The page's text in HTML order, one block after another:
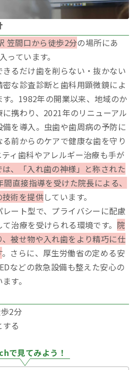
笠間口から徒歩2分の場所にあ
っています。
るだけ歯を削らない・抜かない
な診査診断と歯科用顕微鏡によ
。1982年の開業以来、地域のか
携わり、2021年のリニューアル
を導入。虫歯や歯周病の予防に
前からのケアで健康な歯を守り
ィ歯科やアレルギー治療も手が
、「入れ歯の神様」と称された
直接指導を受けた院長による、
技術を提供しています。
ート型で、プライバシーに配慮
治療を受けられる環境です。 院
被せ物や入れ歯をより精巧に仕
。さらに、厚生労働省の定める安
などの救急設備も整えた安心の
す。
2分
する
で見てみよう！